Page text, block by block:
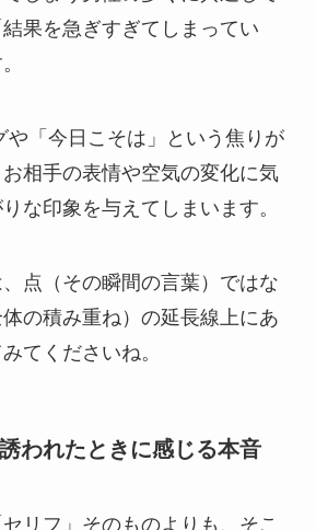
果を急ぎすぎてしまってい
や「今日こそは」という焦りが
相手の表情や空気の変化に気
な印象を与えてしまいます。
点（その瞬間の言葉）ではな
の積み重ね）の延長線上にあ
てくださいね。
われたときに感じる本音
リフ」そのものよりも、そこ